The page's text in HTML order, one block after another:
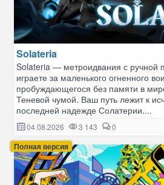
Solateria
Solateria — метроидвания с ручной
играете за маленького огненного
пробуждающегося без памяти в
Теневой чумой. Ваш путь лежит к
последней надежде Солатерии....
04.08.2026 3 143 0
Полная версия